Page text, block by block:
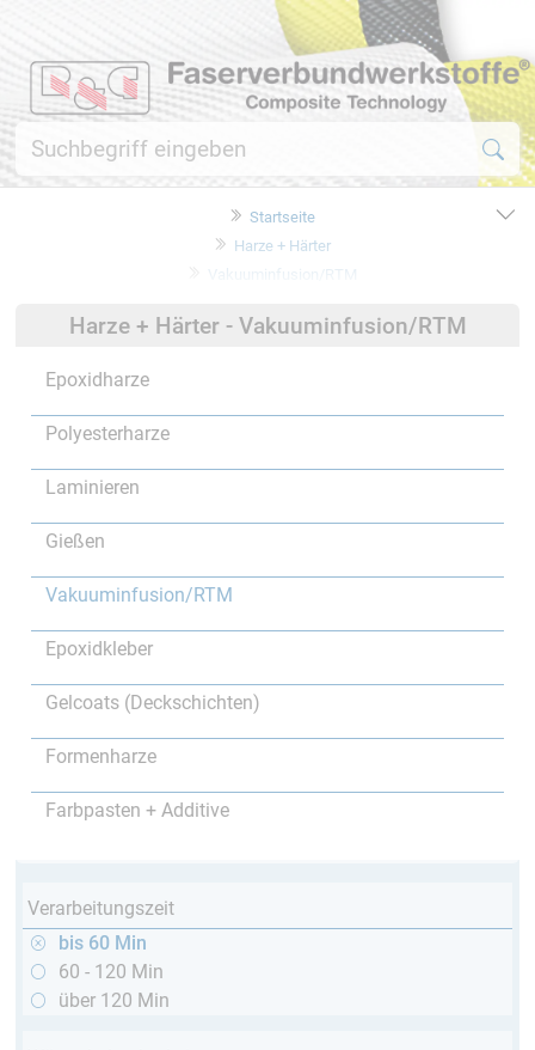
Startseite
Harze + Härter
Vakuuminfusion/RTM
Harze + Härter - Vakuuminfusion/RTM
Epoxidharze
Polyesterharze
Laminieren
Gießen
Vakuuminfusion/RTM
Epoxidkleber
Gelcoats (Deckschichten)
Formenharze
Farbpasten + Additive
Verarbeitungszeit
bis 60 Min
60 - 120 Min
über 120 Min